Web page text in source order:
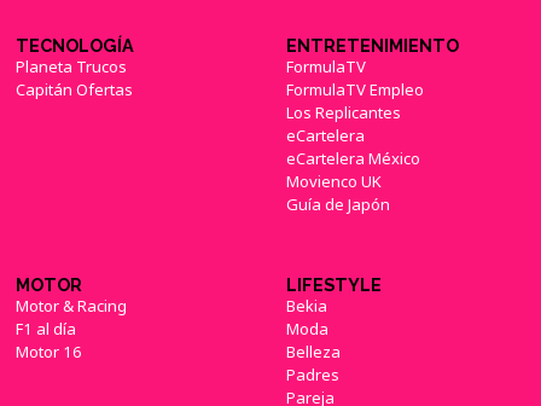
TECNOLOGÍA
Planeta Trucos
Capitán Ofertas
ENTRETENIMIENTO
FormulaTV
FormulaTV Empleo
Los Replicantes
eCartelera
eCartelera México
Movienco UK
Guía de Japón
MOTOR
Motor & Racing
F1 al día
Motor 16
LIFESTYLE
Bekia
Moda
Belleza
Padres
Pareja